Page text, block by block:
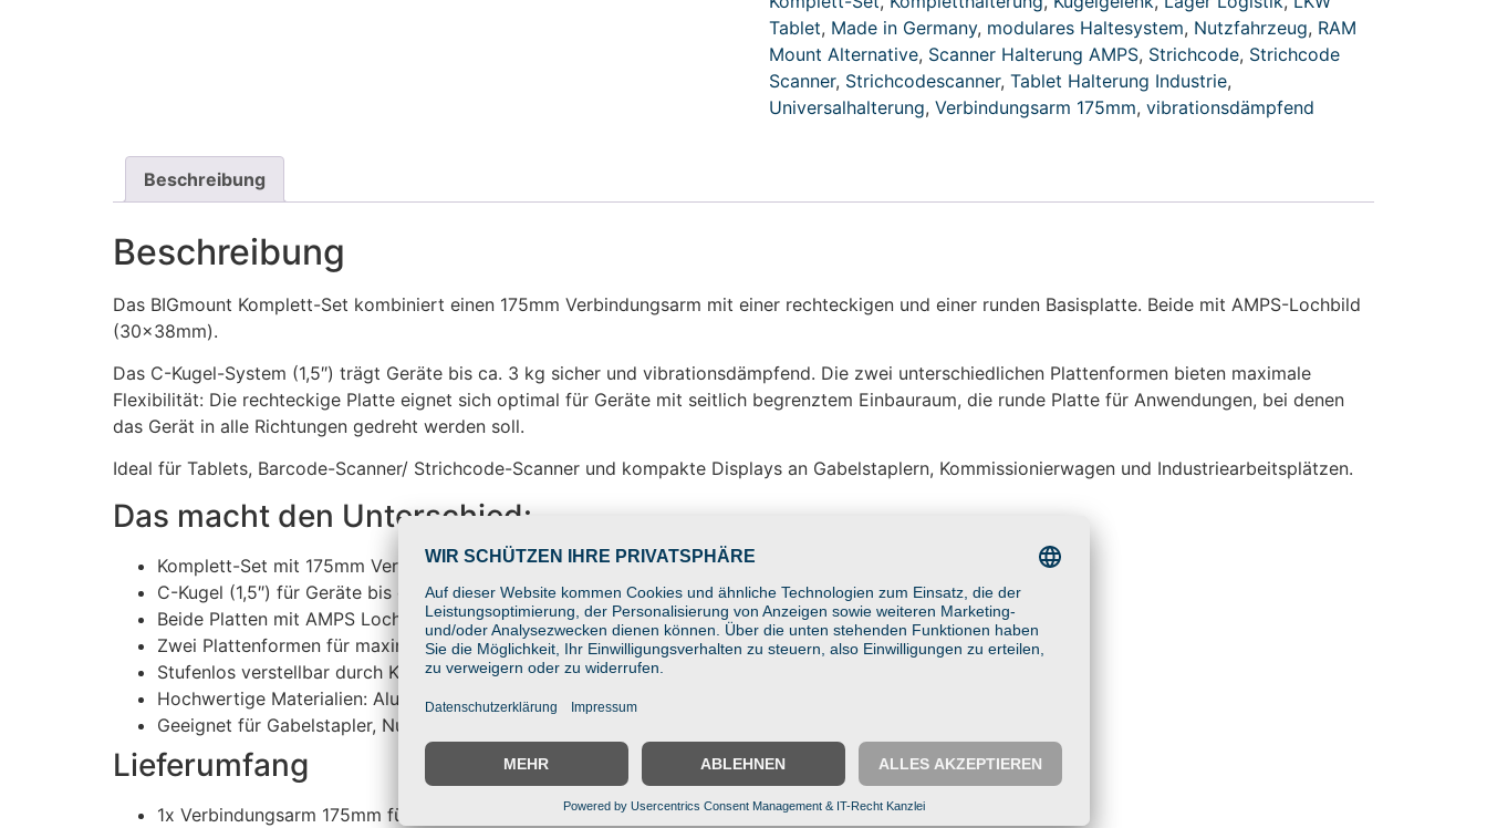
Tablet, Made in Germany, modulares Haltesystem, Nutzfahrzeug, RAM
Mount Alternative, Scanner Halterung AMPS, Strichcode, Strichcode
Scanner, Strichcodescanner, Tablet Halterung Industrie,
Universalhalterung, Verbindungsarm 175mm, vibrationsdämpfend
Beschreibung
Beschreibung
Das BIGmount Komplett-Set kombiniert einen 175mm Verbindungsarm mit einer rechteckigen und einer runden Basisplatte. Beide mit AMPS-Lochbild
(30x38mm).
Das C-Kugel-System (1,5″) trägt Geräte bis ca. 3 kg sicher und vibrationsdämpfend. Die zwei unterschiedlichen Plattenformen bieten maximale
Flexibilität: Die rechteckige Platte eignet sich optimal für Geräte mit seitlich begrenztem Einbauraum, die runde Platte für Anwendungen, bei denen
das Gerät in alle Richtungen gedreht werden soll.
Ideal für Tablets, Barcode-Scanner/ Strichcode-Scanner und kompakte Displays an Gabelstaplern, Kommissionierwagen und Industriearbeitsplätzen.
Das macht den Unterschied:
Komplett-Set mit 175mm Verbinder, rechteckiger und runder AMPS-Basisplatte
C-Kugel (1,5″) für Geräte bis ca. 3 kg
Beide Platten mit AMPS Lochbild 30x38mm – universell kompatibel
Zwei Plattenformen für maximale Montageflexibilität
Stufenlos verstellbar durch Kugelgelenk-Technik
Hochwertige Materialien: Aluminium & glasfaserverstärkter Kunststoff
Geeignet für Gabelstapler, Nutzfahrzeuge, Industrie & Lager
Lieferumfang
1x Verbindungsarm 175mm für C-Kugeln (1,5″)